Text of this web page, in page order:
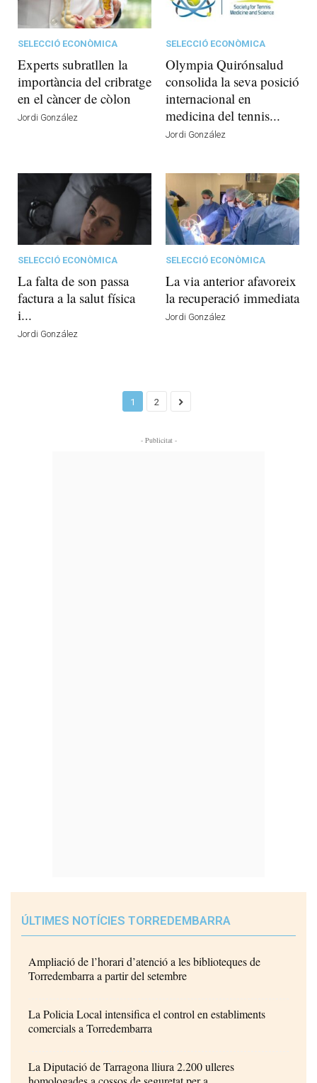
SELECCIÓ ECONÒMICA
Experts subratllen la
importància del cribratge
en el càncer de còlon
Jordi González
SELECCIÓ ECONÒMICA
Olympia Quirónsalud
consolida la seva posició
internacional en
medicina del tennis...
Jordi González
SELECCIÓ ECONÒMICA
La falta de son passa
factura a la salut física
i...
Jordi González
SELECCIÓ ECONÒMICA
La via anterior afavoreix
la recuperació immediata
Jordi González
1 2
- Publicitat -
ÚLTIMES NOTÍCIES TORREDEMBARRA
Ampliació de l’horari d’atenció a les biblioteques de
Torredembarra a partir del setembre
La Policia Local intensifica el control en establiments
comercials a Torredembarra
La Diputació de Tarragona lliura 2.200 ulleres